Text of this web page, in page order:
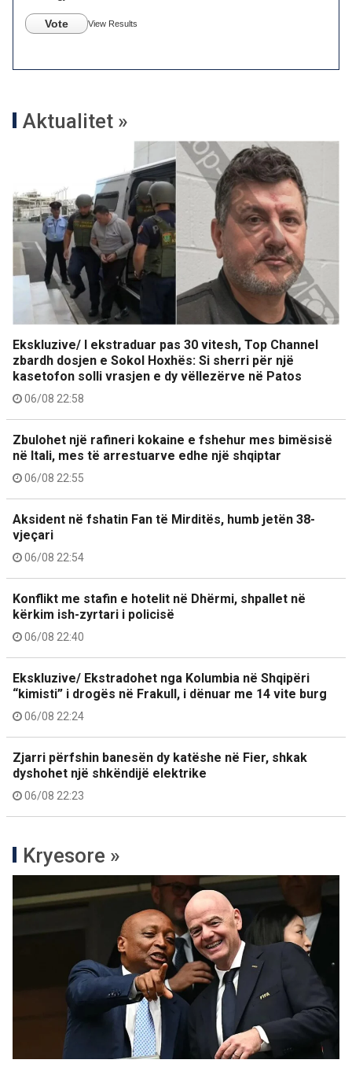
Vote View Results
Aktualitet »
Ekskluzive/ I ekstraduar pas 30 vitesh, Top Channel
zbardh dosjen e Sokol Hoxhës: Si sherri për një
kasetofon solli vrasjen e dy vëllezërve në Patos
06/08 22:58
Zbulohet një rafineri kokaine e fshehur mes bimësisë
në Itali, mes të arrestuarve edhe një shqiptar
06/08 22:55
Aksident në fshatin Fan të Mirditës, humb jetën 38-
vjeçari
06/08 22:54
Konflikt me stafin e hotelit në Dhërmi, shpallet në
kërkim ish-zyrtari i policisë
06/08 22:40
Ekskluzive/ Ekstradohet nga Kolumbia në Shqipëri
“kimisti” i drogës në Frakull, i dënuar me 14 vite burg
06/08 22:24
Zjarri përfshin banesën dy katëshe në Fier, shkak
dyshohet një shkëndijë elektrike
06/08 22:23
Kryesore »